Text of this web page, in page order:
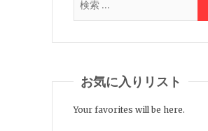
お気に入りリスト
Your favorites will be here.